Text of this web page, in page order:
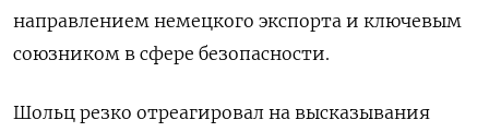
направлением немецкого экспорта и ключевым
союзником в сфере безопасности.
Шольц резко отреагировал на высказывания